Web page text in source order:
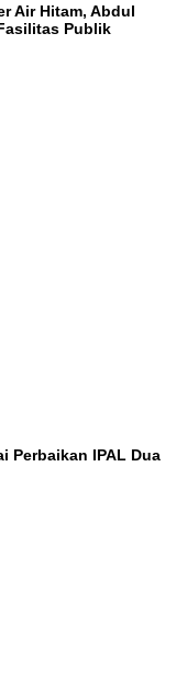
Air Hitam, Abdul
Publik
Perbaikan IPAL Dua